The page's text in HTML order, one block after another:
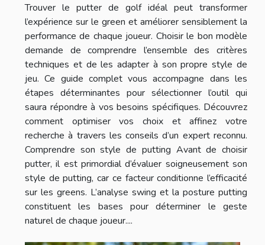
Trouver le putter de golf idéal peut transformer
l’expérience sur le green et améliorer sensiblement la
performance de chaque joueur. Choisir le bon modèle
demande de comprendre l’ensemble des critères
techniques et de les adapter à son propre style de
jeu. Ce guide complet vous accompagne dans les
étapes déterminantes pour sélectionner l’outil qui
saura répondre à vos besoins spécifiques. Découvrez
comment optimiser vos choix et affinez votre
recherche à travers les conseils d’un expert reconnu.
Comprendre son style de putting Avant de choisir
putter, il est primordial d’évaluer soigneusement son
style de putting, car ce facteur conditionne l’efficacité
sur les greens. L’analyse swing et la posture putting
constituent les bases pour déterminer le geste
naturel de chaque joueur....